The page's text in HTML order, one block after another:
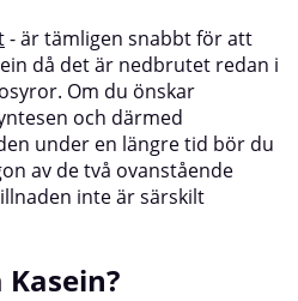
- är tämligen snabbt för att
då det är nedbrutet redan i
Om du önskar
och därmed
under en längre tid bör du
av de två ovanstående
inte är särskilt